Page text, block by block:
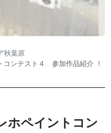
秋葉原
コンテスト４ 参加作品紹介 ！
ホペイントコン